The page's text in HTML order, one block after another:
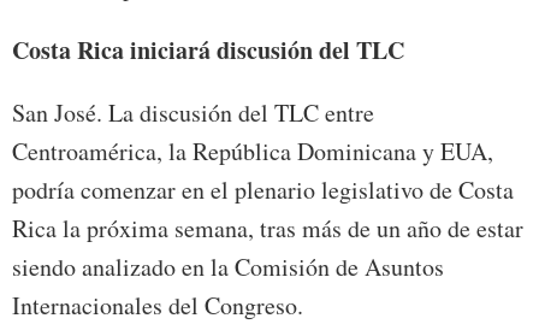
Costa Rica iniciará discusión del TLC
San José. La discusión del TLC entre
Centroamérica, la República Dominicana y EUA,
podría comenzar en el plenario legislativo de Costa
Rica la próxima semana, tras más de un año de estar
siendo analizado en la Comisión de Asuntos
Internacionales del Congreso.